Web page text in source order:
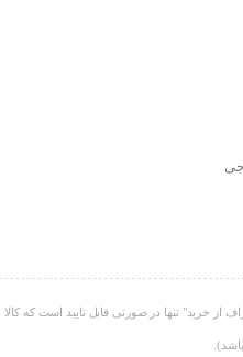
از خرید" تنها در صورتی قابل تایید است که کالا